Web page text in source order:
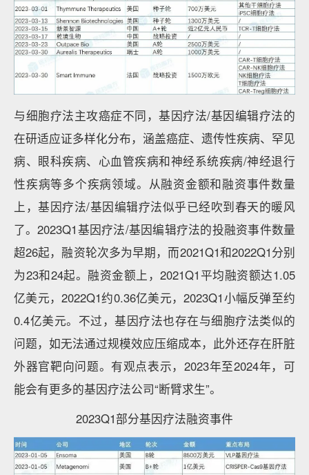
与细胞疗法主攻癌症不同，基因疗法/基因编辑疗法的
在研适应证多样化分布，涵盖癌症、遗传性疾病、罕见
病、眼科疾病、心血管疾病和神经系统疾病/神经退行
性疾病等多个疾病领域。从融资金额和融资事件数量
上，基因疗法/基因编辑疗法似乎已经吹到春天的暖风
了。2023Q1基因疗法/基因编辑疗法的投融资事件数量
超26起，融资轮次多为早期，而2021Q1和2022Q1分别
为23和24起。融资金额上，2021Q1平均融资额达1.05
亿美元，2022Q1约0.36亿美元，2023Q1小幅反弹至约
0.4亿美元。不过，基因疗法也存在与细胞疗法类似的
问题，如无法通过规模效应压缩成本，此外还存在肝脏
外器官靶向问题。有观点表示，2023年至2024年，可
能会有更多的基因疗法公司“断臂求生”。
2023Q1部分基因疗法融资事件